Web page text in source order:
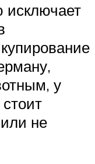
исключает
у
не